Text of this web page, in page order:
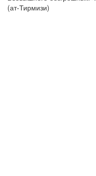
(ат-Тирмизи)